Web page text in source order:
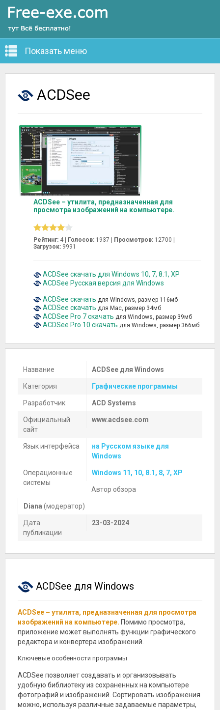
Показать меню
ACDSee
ACDSee – утилита, предназначенная для
просмотра изображений на компьютере.
Рейтинг: 4 | Голосов: 1937 Просмотров: 12700 |
Загрузок: 9991
ACDSee скачать для Windows 10, 7, 8.1, XP
ACDSee Русская версия для Windows
ACDSee скачать для Windows, размер 116мб
ACDSee скачать для Mac, размер 34мб
ACDSee Pro 7 скачать для Windows, размер 39мб
ACDSee Pro 10 скачать для Windows, размер 366мб
Название ACDSee для Windows
Категория Графические программы
Разработчик ACD Systems
Официальный
сайт
www.acdsee.com
Язык интерфейса
на Русском языке для
Windows
Операционные
системы
Windows 11, 10, 8.1, 8, 7, XP
Автор обзора
Diana (модератор)
Дата
публикации
23-03-2024
ACDSee для Windows
ACDSee – утилита, предназначенная для просмотра
изображений на компьютере. Помимо просмотра,
приложение может выполнять функции графического
редактора и конвертера изображений.
Ключевые особенности программы
ACDSee позволяет создавать и организовывать
удобную библиотеку из сохраненных на компьютере
фотографий и изображений. Сортировать изображения
можно, используя различные задаваемые параметры,